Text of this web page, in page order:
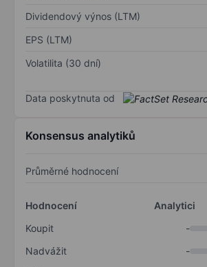
Dividendový výnos (LTM)
EPS (LTM)
Volatilita (30 dní)
Data poskytnuta od
Konsensus analytiků
Průměrné hodnocení
Hodnocení
Analytici
Koupit
-
Nadvážit
-